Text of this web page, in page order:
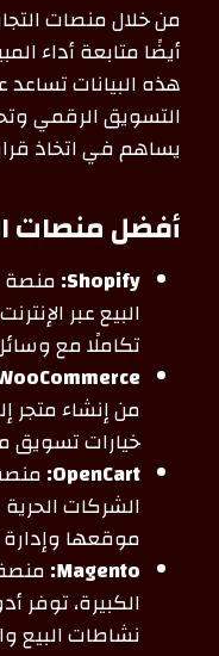
من خلال منصات
أيضًا متابعة أداء
هذه البيانات
التسويق الرقمي
يساهم في اتخاذ
أفضل منصات
Shopify: منصة
البيع عبر
تكاملًا مع
من إنشاء متجر
خيارات تسويق
OpenCart:
الشركات
موقعها وإدارة
Magento:
الكبيرة، توفر
نشاطات البيع